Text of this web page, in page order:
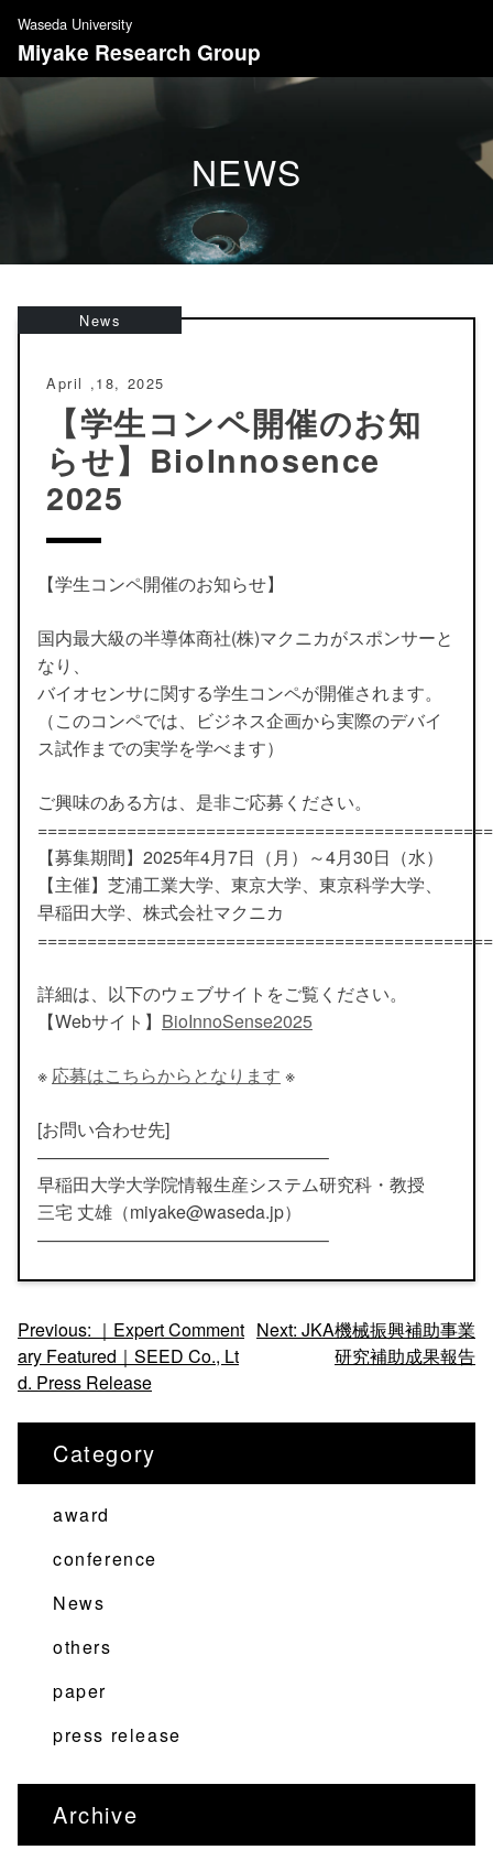
Waseda University
Miyake Research Group
NEWS
News
April ,18, 2025
【学生コンペ開催のお知
らせ】BioInnosence
2025
【学生コンペ開催のお知らせ】
国内最大級の半導体商社(株)マクニカがスポンサーと
なり、
バイオセンサに関する学生コンペが開催されます。
（このコンペでは、ビジネス企画から実際のデバイ
ス試作までの実学を学べます）
ご興味のある方は、是非ご応募ください。
【募集期間】2025年4月7日（月）～4月30日（水）
【主催】芝浦工業大学、東京大学、東京科学大学、
早稲田大学、株式会社マクニカ
詳細は、以下のウェブサイトをご覧ください。
【Webサイト】 BioInnoSense2025
※ 応募はこちらからとなります ※
[お問い合わせ先]
————————————————–
早稲田大学大学院情報生産システム研究科・教授
三宅 丈雄（miyake@waseda.jp）
————————————————–
投
稿
ナ
ビ
ー
Previous: ｜Expert Comment
ary Featured｜SEED Co., Lt
d. Press Release
Next: JKA機械振興補助事業
研究補助成果報告
Category
award
conference
News
others
paper
press release
Archive